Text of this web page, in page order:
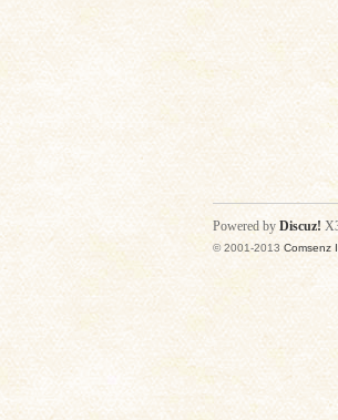
Powered by Discuz!
© 2001-2013 Comsenz